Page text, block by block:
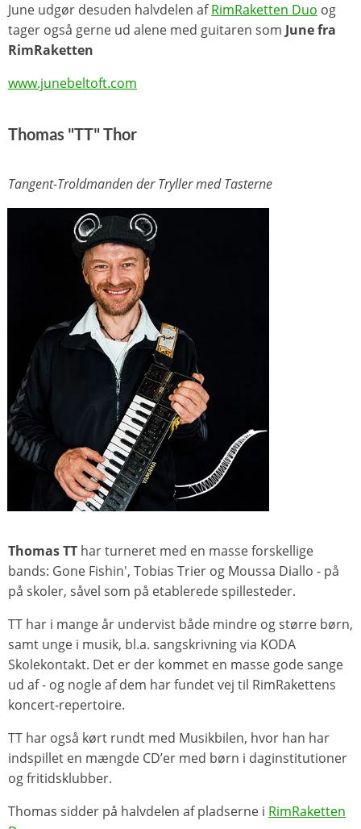
June udgør desuden halvdelen afRimRaketten Duo og
tager også gerne ud alene med guitaren som June fra
RimRaketten
www.junebeltoft.com
Thomas "TT" Thor
Tangent-Troldmanden der Tryller med Tasterne
Thomas TT har turneret med en masse forskellige
bands: Gone Fishin', Tobias Trier og Moussa Diallo - på
på skoler, såvel som på etablerede spillesteder.
TT har i mange år undervist både mindre og større børn,
samt unge i musik, bl.a. sangskrivning via KODA
Skolekontakt. Det er der kommet en masse gode sange
ud af - og nogle af dem har fundet vej til RimRakettens
koncert-repertoire.
TT har også kørt rundt med Musikbilen, hvor han har
indspillet en mængde CD’er med børn i daginstitutioner
og fritidsklubber.
Thomas sidder på halvdelen af pladserne i RimRaketten